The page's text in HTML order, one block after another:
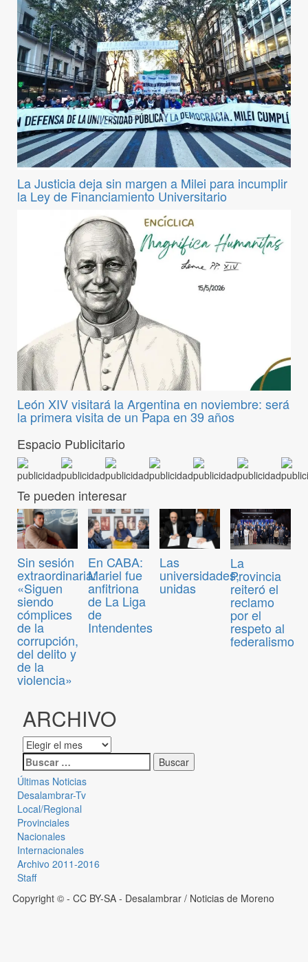
La Justicia deja sin margen a Milei para incumplir
la Ley de Financiamiento Universitario
León XIV visitará la Argentina en noviembre: será
la primera visita de un Papa en 39 años
Espacio Publicitario
Te pueden interesar
Sin sesión
extraordinaria:
«Siguen
siendo
cómplices
de la
corrupción,
del delito y
de la
violencia»
En CABA:
Mariel fue
anfitriona
de La Liga
de
Intendentes
Las
universidades,
unidas
La
Provincia
reiteró el
reclamo
por el
respeto al
federalismo
ARCHIVO
Últimas Noticias
Desalambrar-Tv
Local/Regional
Provinciales
Nacionales
Internacionales
Archivo 2011-2016
Staff
Copyright © - CC BY-SA - Desalambrar / Noticias de Moreno